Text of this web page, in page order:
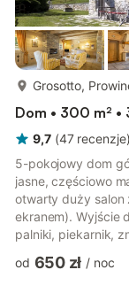
Grosotto,
Dom • 300 m² •
9,7 (47 recenzje)
5-pokojowy dom
jasne, częściowo
otwarty duży salon
ekranem). Wyjście
palniki, piekarnik,
ekspresu do kawy
od 650 zł / noc